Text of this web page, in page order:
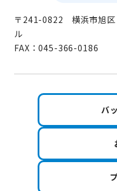
〒241-0822 横浜市旭
ル
FAX：045-366-0186
バ